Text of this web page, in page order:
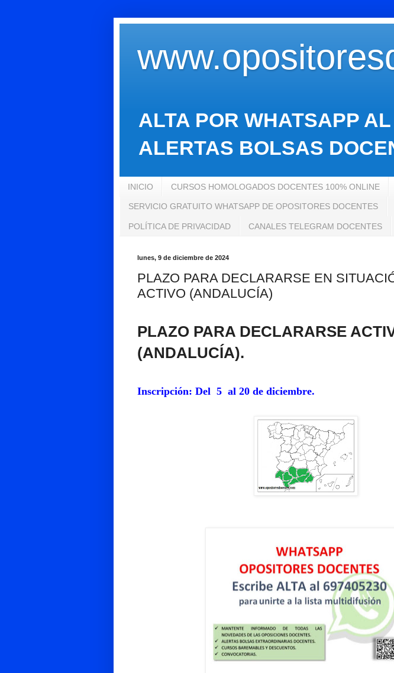
ALTA POR WHATSAPP
ALERTAS BOLSAS
INICIO CURSOS HOMOLOGADOS DOCENTES 100% ONLINE
SERVICIO GRATUITO WHATSAPP DE OPOSITORES DOCENTES
POLÍTICA DE PRIVACIDAD CANALES TELEGRAM DOCENTES
lunes, 9 de diciembre de 2024
PLAZO PARA DECLARARSE EN
ACTIVO (ANDALUCÍA)
PLAZO PARA DECLARARSE
(ANDALUCÍA).
Inscripción: Del 5 al 20 de diciembre.